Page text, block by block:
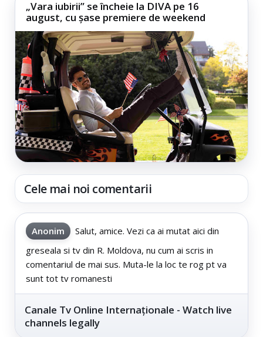
„Vara iubirii” se încheie la DIVA pe 16
august, cu șase premiere de weekend
Cele mai noi comentarii
Anonim
Salut, amice. Vezi ca ai mutat aici din
greseala si tv din R. Moldova, nu cum ai scris in
comentariul de mai sus. Muta-le la loc te rog pt va
sunt tot tv romanesti
Canale Tv Online Internaționale - Watch live
channels legally